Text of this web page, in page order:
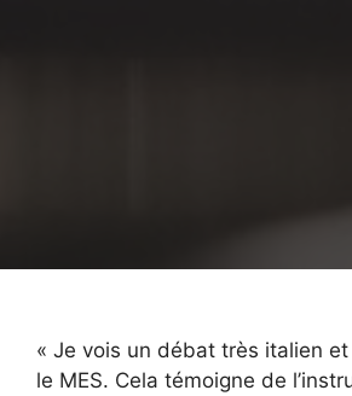
« Je vois un débat très italien
le MES. Cela témoigne de